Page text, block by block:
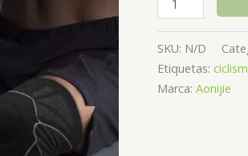
Rodillera
modE4108
cantidad
SKU: N/D
Etiquetas:
Marca: Aonijie